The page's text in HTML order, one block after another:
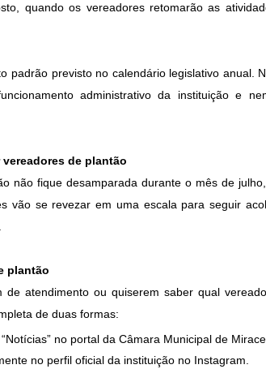
quando os vereadores retomarão as
padrão previsto no calendário legislativo anual.
administrativo da instituição e
de plantão
não fique desamparada durante o mês de
vão se revezar em uma escala para seguir
plantão
de atendimento ou quiserem saber qual
de duas formas:
no portal da Câmara Municipal de
no perfil oficial da instituição no Instagram.